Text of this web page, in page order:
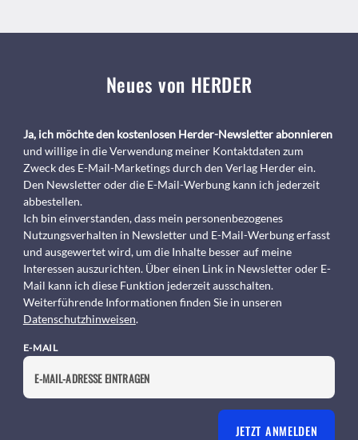
Neues von HERDER
Ja, ich möchte den kostenlosen Herder-Newsletter abonnieren
und willige in die Verwendung meiner Kontaktdaten zum
Zweck des E-Mail-Marketings durch den Verlag Herder ein.
Den Newsletter oder die E-Mail-Werbung kann ich jederzeit
abbestellen.
Ich bin einverstanden, dass mein personenbezogenes
Nutzungsverhalten in Newsletter und E-Mail-Werbung erfasst
und ausgewertet wird, um die Inhalte besser auf meine
Interessen auszurichten. Über einen Link in Newsletter oder E-
Mail kann ich diese Funktion jederzeit ausschalten.
Weiterführende Informationen finden Sie in unseren
Datenschutzhinweisen.
E-MAIL
JETZT ANMELDEN